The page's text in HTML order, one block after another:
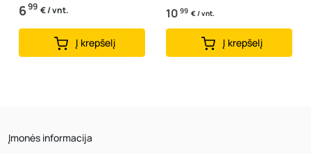
699 € / vnt.
Į krepšelį
10 99 € / vnt.
Į krepšelį
Įmonės informacija